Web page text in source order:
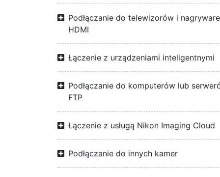
Podłączanie do telewizorów i
HDMI
Łączenie z urządzeniami inteligentnymi
Podłączanie do komputerów lub
FTP
Łączenie z usługą Nikon Imaging Cloud
Podłączanie do innych kamer